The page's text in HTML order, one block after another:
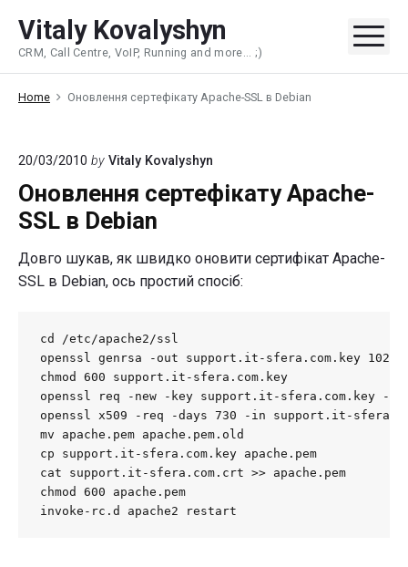
content
Vitaly Kovalyshyn
CRM, Call Centre, VoIP, Running and more... ;)
Home Оновлення сертефікату Apache-SSL в Debian
20/03/2010 by Vitaly Kovalyshyn
Оновлення сертефікату Apache-
SSL в Debian
Довго шукав, як швидко оновити сертифікат Apache-
SSL в Debian, ось простий спосіб:
cd /etc/apache2/ssl
openssl genrsa -out support.it-sfera.com.key 1024
chmod 600 support.it-sfera.com.key
openssl req -new -key support.it-sfera.com.key -
openssl x509 -req -days 730 -in support.it-
mv apache.pem apache.pem.old
cp support.it-sfera.com.key apache.pem
cat support.it-sfera.com.crt >> apache.pem
chmod 600 apache.pem
invoke-rc.d apache2 restart